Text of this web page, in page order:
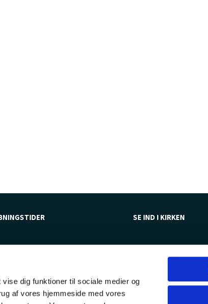
dig funktioner til sociale medier og
af vores hjemmeside med vores
SE IND I KIRKEN